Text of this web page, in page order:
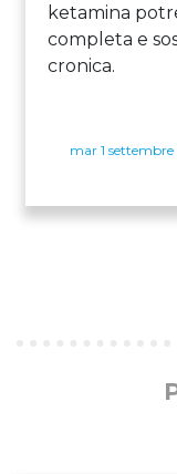
ketamina
completa e
cronica.
mar 1